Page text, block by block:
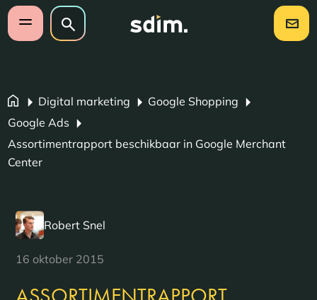
Navigatie overslaan
Open mobiel menu
Zoeken op website
Zoeken
Digital marketing
Google Shopping
Google Ads
Assortimentrapport beschikbaar in Google Merchant
Center
Robert Snel
16 oktober 2015